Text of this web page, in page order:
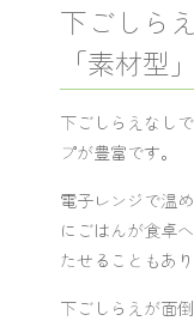
下ごしら
「素材型」
下ごしらえなし
プが豊富です。
電子レンジで温
にごはんが食卓
たせることもあり
下ごしらえが面